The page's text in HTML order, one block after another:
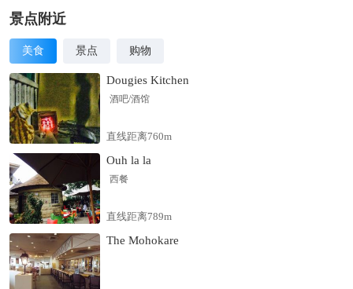
景点附近
美食 景点 购物
Dougies Kitchen
酒吧/酒馆
直线距离760m
Ouh la la
西餐
直线距离789m
The Mohokare